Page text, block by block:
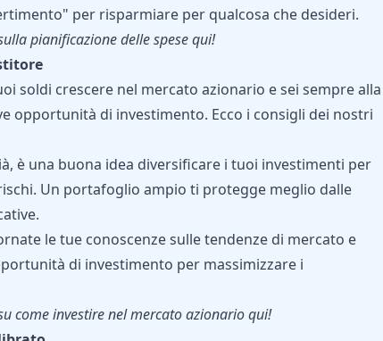
per risparmiare per qualcosa che desideri.
pianificazione delle spese qui!
soldi crescere nel mercato azionario e sei sempre alla
opportunità di investimento. Ecco i consigli dei nostri
è una buona idea diversificare i tuoi investimenti per
Un portafoglio ampio ti protegge meglio dalle
le tue conoscenze sulle tendenze di mercato e
di investimento per massimizzare i
comeinvestire nel mercato azionario qui!